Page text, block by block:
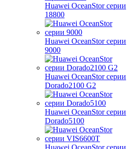
Huawei OceanStor серии
18800
Huawei OceanStor серии
9000
Huawei OceanStor серии
Dorado2100 G2
Huawei OceanStor серии
Dorado5100
Huawei OceanStor серии